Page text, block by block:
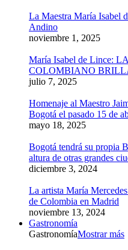
La Maestra María Isabel
Andino
noviembre 1, 2025
María Isabel de Lince:
COLOMBIANO
julio 7, 2025
Homenaje al Maestro
Bogotá el pasado 15 de
mayo 18, 2025
Bogotá tendrá su propia
altura de otras grandes
diciembre 3, 2024
La artista María
de Colombia en Madrid
noviembre 13, 2024
Gastronomía
GastronomíaMostrar más